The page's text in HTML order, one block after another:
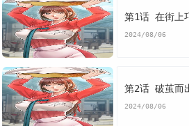
韩漫花容湿色:取花点
花容湿色:取花点漫画末删减版
画最新话花容湿色:取花点漫画汗
容湿色:取花点漫画土豪漫画花容
费版下拉式
第1话 在街上
2024/08/06
第2话 破茧而
2024/08/06